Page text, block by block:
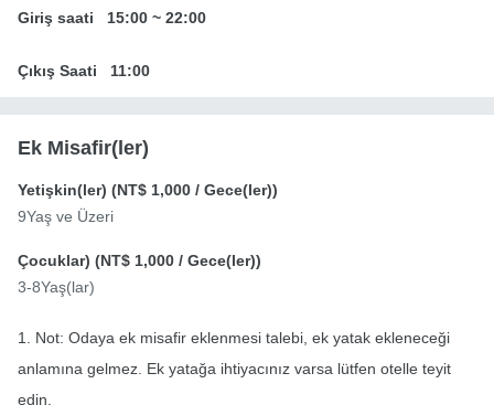
Giriş saati 15:00 ~ 22:00
Çıkış Saati 11:00
Ek Misafir(ler)
Yetişkin(ler) (NT$ 1,000 / Gece(ler))
9Yaş ve Üzeri
Çocuklar) (NT$ 1,000 / Gece(ler))
3-8Yaş(lar)
1. Not: Odaya ek misafir eklenmesi talebi, ek yatak ekleneceği
anlamına gelmez. Ek yatağa ihtiyacınız varsa lütfen otelle teyit
edin.